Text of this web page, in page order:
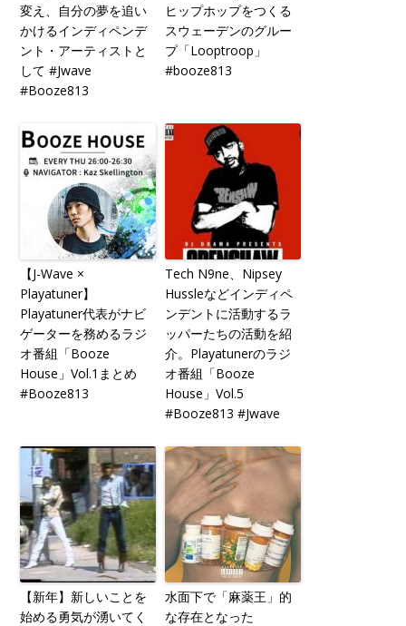
変え、自分の夢を追い
かけるインディペンデ
ント・アーティストと
して #Jwave
#Booze813
ヒップホップをつくる
スウェーデンのグルー
プ「Looptroop」
#booze813
【J-Wave ×
Playatuner】
Playatuner代表がナビ
ゲーターを務めるラジ
オ番組「Booze
House」Vol.1まとめ
#Booze813
Tech N9ne、Nipsey
Hussleなどインディペ
ンデントに活動するラ
ッパーたちの活動を紹
介。Playatunerのラジ
オ番組「Booze
House」Vol.5
#Booze813 #Jwave
【新年】新しいことを
始める勇気が湧いてく
水面下で「麻薬王」的
な存在となった